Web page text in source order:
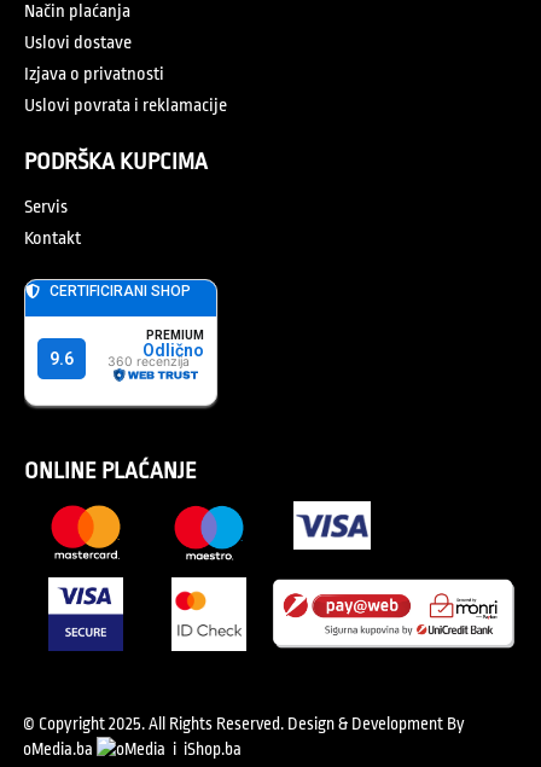
Način plaćanja
Uslovi dostave
Izjava o privatnosti
Uslovi povrata i reklamacije
PODRŠKA KUPCIMA
Servis
Kontakt
ONLINE PLAĆANJE
© Copyright 2025. All Rights Reserved. Design & Development By
oMedia.ba
i iShop.ba